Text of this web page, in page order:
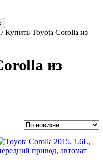
/ Купить Toyota Corolla из
из